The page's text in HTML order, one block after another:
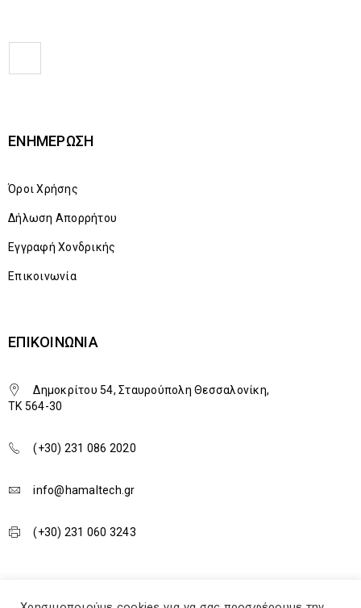
ΕΝΗΜΈΡΩΣΗ
Όροι Χρήσης
Δήλωση Απορρήτου
Εγγραφή Χονδρικής
Επικοινωνία
ΕΠΙΚΟΙΝΩΝΊΑ
Δημοκρίτου 54, Σταυρούπολη Θεσσαλονίκη,
TK 564-30
(+30) 231 086 2020
info@hamaltech.gr
(+30) 231 060 3243